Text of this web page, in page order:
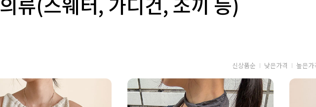
신상품순 낮은가격 높은가